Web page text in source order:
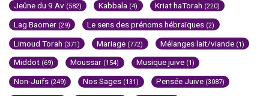
Jeûne du 9 Av (582) Kabbala (4) Kriat haTorah (220)
Lag Baomer (29) Le sens des prénoms hébraïques (2)
Limoud Torah (371) Mariage (772) Mélanges lait/viande (1)
Middot (69) Moussar (154) Musique juive (1)
Non-Juifs (249) Nos Sages (131) Pensée Juive (3087)